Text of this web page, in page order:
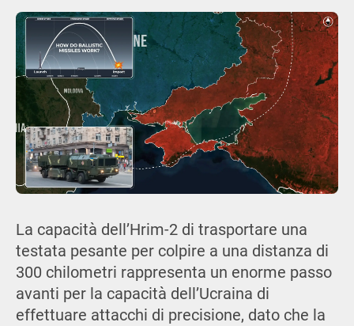
La capacità dell’Hrim-2 di trasportare una
testata pesante per colpire a una distanza di
300 chilometri rappresenta un enorme passo
avanti per la capacità dell’Ucraina di
effettuare attacchi di precisione, dato che la